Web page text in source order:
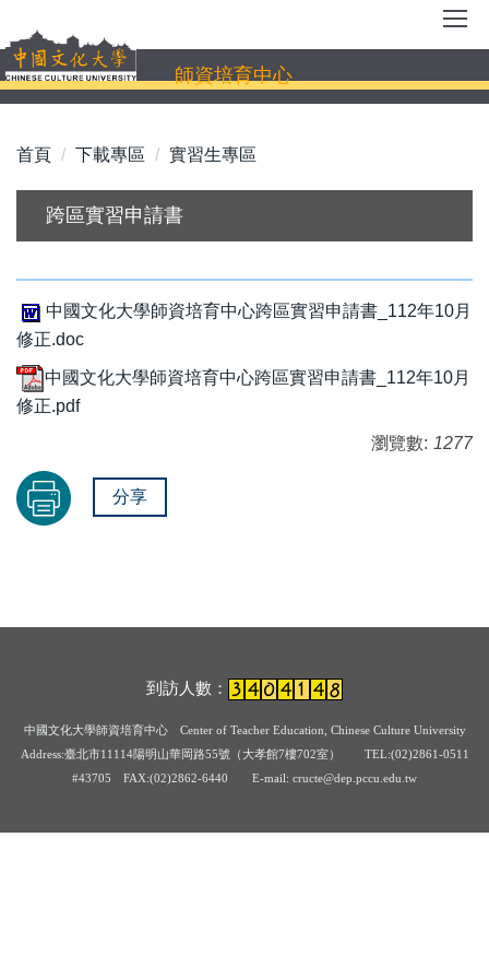
到
主
要
容
師資培育中心
首頁 下載專區 實習生專區
跨區實習申請書
中國文化大學師資培育中心跨區實習申請書_112年10月
修正.doc
中國文化大學師資培育中心跨區實習申請書_112年10月
修正.pdf
瀏覽數: 1277
分享
到訪人數：
中國文化大學師資培育中心 Center of Teacher Education, Chinese Culture University
Address:臺北市11114陽明山華岡路55號（大孝館7樓702室） TEL:(02)2861-0511
#43705 FAX:(02)2862-6440 E-mail: cructe@dep.pccu.edu.tw